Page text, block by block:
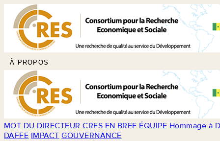
À PROPOS
MOT DU DIRECTEUR CRES EN BREF ÉQUIPE Hommage à
DAFFE IMPACT GOUVERNANCE